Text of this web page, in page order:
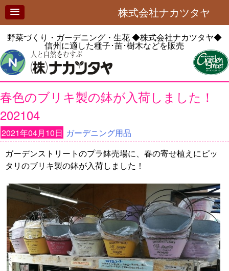
株式会社ナカツタヤ
野菜づくり・ガーデニング・生花◆株式会社ナカツタヤ◆
信州に適した種子･苗･樹木などを販売
春色のブリキ製の鉢が入荷しました！
202104
2021年04月10日 ガーデニング用品
ガーデンストリートのプラ鉢売場に、春の寄せ植えにピッ
タリのブリキ製の鉢が入荷しました！